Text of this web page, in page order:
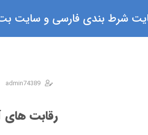
شرط بندی فارسی و سایت بت
admin74389
رقابت‌ های